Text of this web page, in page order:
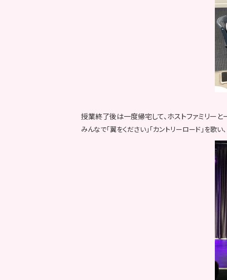
授業終了後は一度帰宅して、ホストファミリーと
みんなで「翼をください」「カントリーロード」を